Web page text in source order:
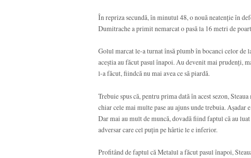
În repriza secundă, în minutul 48, o nouă neatenție în
Dumitrache a primit nemarcat o pasă la 16 metri de
Golul marcat le-a turnat însă plumb în bocanci celor de
aceștia au făcut pasul înapoi. Au devenit mai prudenți,
l-a făcut, fiindcă nu mai avea ce să piardă.
Trebuie spus că, pentru prima dată în acest sezon,
chiar cele mai multe pase au ajuns unde trebuia. Așadar
Dar mai au mult de muncă, dovadă fiind faptul că au
adversar care cel puțin pe hârtie le e inferior.
Profitând de faptul că Metalul a făcut pasul înapoi,